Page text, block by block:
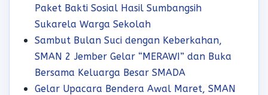
Paket Bakti Sosial Hasil Sumbangsih
Sukarela Warga Sekolah
Sambut Bulan Suci dengan Keberkahan,
SMAN 2 Jember Gelar “MERAWI” dan Buka
Bersama Keluarga Besar SMADA
Gelar Upacara Bendera Awal Maret, SMAN